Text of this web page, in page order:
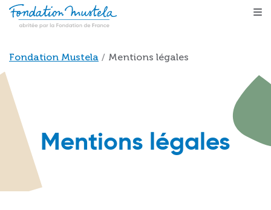
Skip to main content
Breadcrumb
Fondation Mustela Mentions légales
Mentions légales